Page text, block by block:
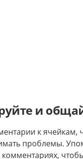
и
к ячейкам,
проблемы.